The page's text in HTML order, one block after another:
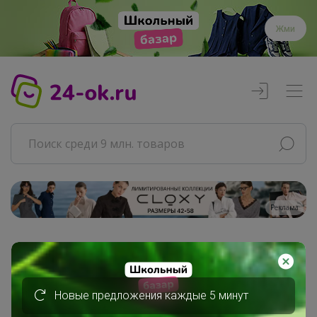
Жми
Реклама
Главная
Совместные покупки
АРХИВ СП
РАЗНОЕНовые предложения каждые 5 минут